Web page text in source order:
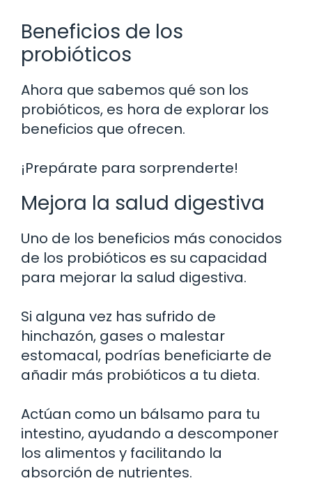
Beneficios de los
probióticos
Ahora que sabemos qué son los
probióticos, es hora de explorar los
beneficios que ofrecen.
¡Prepárate para sorprenderte!
Mejora la salud digestiva
Uno de los beneficios más conocidos
de los probióticos es su capacidad
para mejorar la salud digestiva.
Si alguna vez has sufrido de
hinchazón, gases o malestar
estomacal, podrías beneficiarte de
añadir más probióticos a tu dieta.
Actúan como un bálsamo para tu
intestino, ayudando a descomponer
los alimentos y facilitando la
absorción de nutrientes.